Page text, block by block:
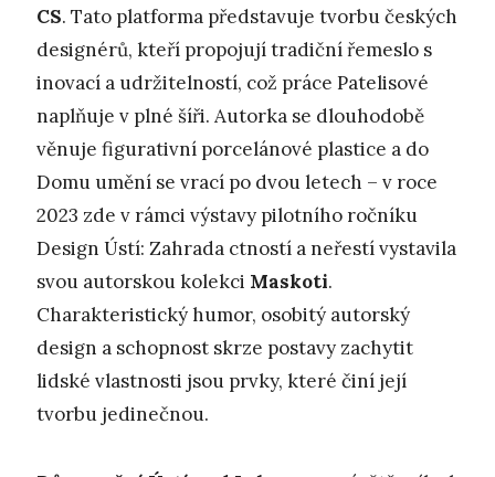
CS. Tato platforma představuje tvorbu českých
designérů, kteří propojují tradiční řemeslo s
inovací a udržitelností, což práce Patelisové
naplňuje v plné šíři. Autorka se dlouhodobě
věnuje figurativní porcelánové plastice a do
Domu umění se vrací po dvou letech – v roce
2023 zde v rámci výstavy pilotního ročníku
Design Ústí: Zahrada ctností a neřestí vystavila
svou autorskou kolekci Maskoti.
Charakteristický humor, osobitý autorský
design a schopnost skrze postavy zachytit
lidské vlastnosti jsou prvky, které činí její
tvorbu jedinečnou.